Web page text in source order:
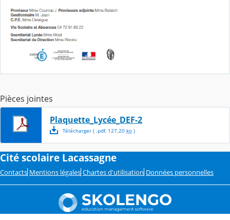
Pièces jointes
Plaquette_Lycée_DEF-2
Télécharger( .pdf, 127.20 ko)
Cité scolaire Lacassagne
Contacts Mentions légales Chartes d'utilisation Données personnelles